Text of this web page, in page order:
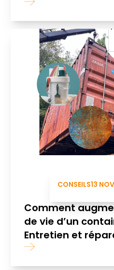
CONSEILS13
Comment
de vie d’un
Entretien et